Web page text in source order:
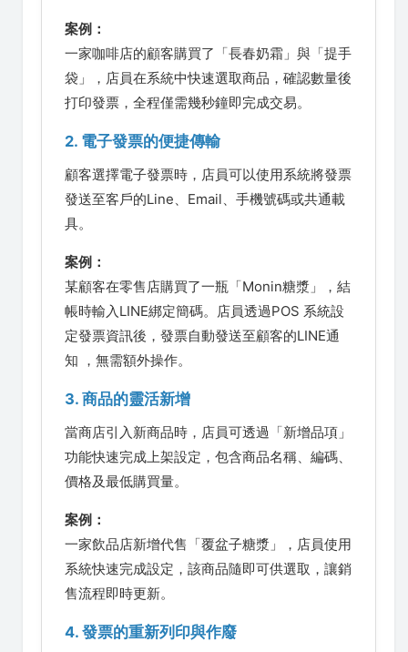
案例：
一家咖啡店的顧客購買了「長春奶霜」與「提手
袋」，店員在系統中快速選取商品，確認數量後
打印發票，全程僅需幾秒鐘即完成交易。
2. 電子發票的便捷傳輸
顧客選擇電子發票時，店員可以使用系統將發票
發送至客戶的Line、Email、手機號碼或共通載
具。
案例：
某顧客在零售店購買了一瓶「Monin糖漿」，結
帳時輸入LINE綁定簡碼。店員透過POS 系統設
定發票資訊後，發票自動發送至顧客的LINE通
知 ，無需額外操作。
3. 商品的靈活新增
當商店引入新商品時，店員可透過「新增品項」
功能快速完成上架設定，包含商品名稱、編碼、
價格及最低購買量。
案例：
一家飲品店新增代售「覆盆子糖漿」，店員使用
系統快速完成設定，該商品隨即可供選取，讓銷
售流程即時更新。
4. 發票的重新列印與作廢